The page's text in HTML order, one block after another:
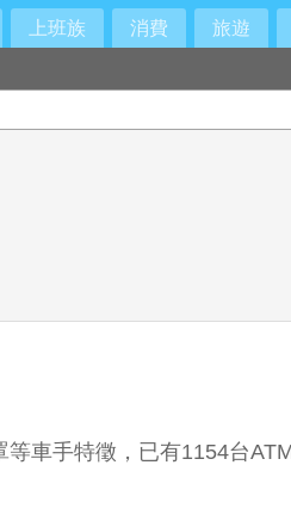
上班族 消費 旅遊
車手特徵，已有1154台